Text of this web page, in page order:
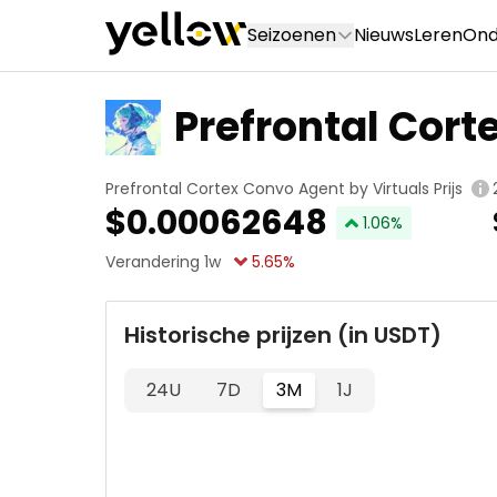
Seizoenen NieuwsLeren
Prefrontal
tuals
Prefrontal Cortex Convo Agent by Virtuals Prijs
$0.00062648 1.06%
Verandering 1w
5.65%
Historische prijzen (in USDT)
24U 7D 3M 1J